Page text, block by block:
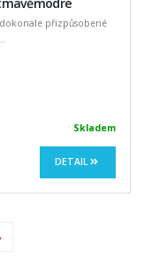
přizpůsobené
Skladem
DETAIL